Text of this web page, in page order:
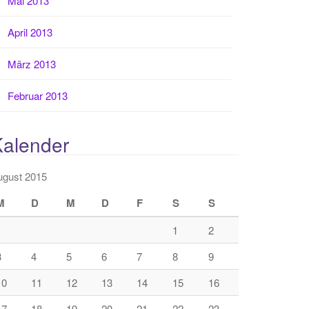
April 2013
März 2013
Februar 2013
2015
D M D F S S
1
2
4 5 6 7 8
9
11 12 13 14 15
16